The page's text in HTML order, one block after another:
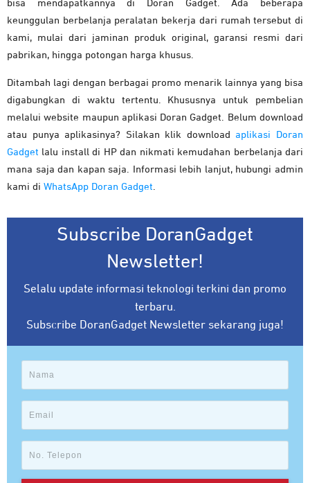
bisa mendapatkannya di Doran Gadget. Ada beberapa
keunggulan berbelanja peralatan bekerja dari rumah tersebut di
kami, mulai dari jaminan produk original, garansi resmi dari
pabrikan, hingga potongan harga khusus.
Ditambah lagi dengan berbagai promo menarik lainnya yang bisa
digabungkan di waktu tertentu. Khususnya untuk pembelian
melalui website maupun aplikasi Doran Gadget. Belum download
atau punya aplikasinya? Silakan klik download aplikasi Doran
Gadget lalu install di HP dan nikmati kemudahan berbelanja dari
mana saja dan kapan saja. Informasi lebih lanjut, hubungi admin
kami di WhatsApp Doran Gadget.
Subscribe DoranGadget
Newsletter!
Selalu update informasi teknologi terkini dan promo
terbaru.
Subscribe DoranGadget Newsletter sekarang juga!